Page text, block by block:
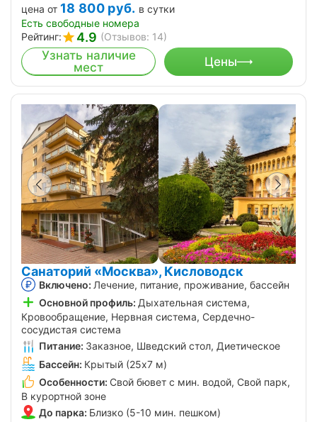
цена от 18 800 руб. в сутки
Есть свободные номера
Рейтинг:
4.9 (Отзывов: 14)
Узнать наличие
мест
Цены
Санаторий «Москва», Кисловодск
Включено: Лечение, питание, проживание, бассейн
Основной профиль: Дыхательная система,
Кровообращение, Нервная система, Сердечно-
сосудистая система
Питание: Заказное, Шведский стол, Диетическое
Бассейн: Крытый (25х7 м)
Особенности: Свой бювет с мин. водой, Свой парк,
В курортной зоне
До парка: Близко (5-10 мин. пешком)